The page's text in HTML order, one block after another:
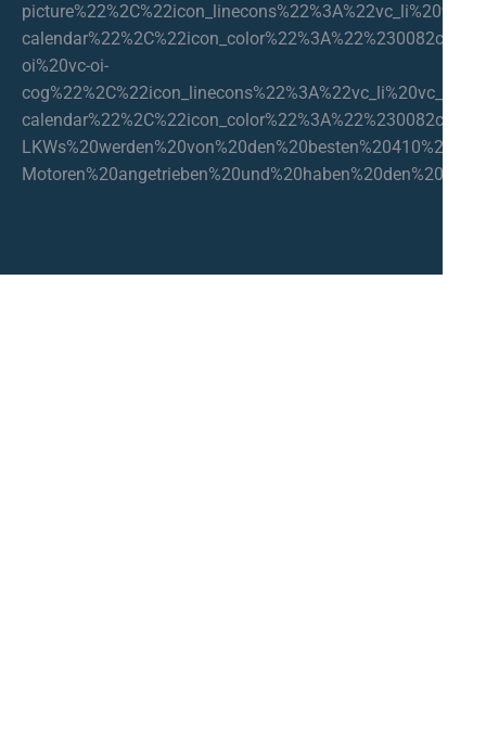
picture%22%2C%22icon_linecons%22%3A%22vc_li%20vc_li-
oi%20vc-oi-
cog%22%2C%22icon_linecons%22%3A%22vc_li%20vc_li-